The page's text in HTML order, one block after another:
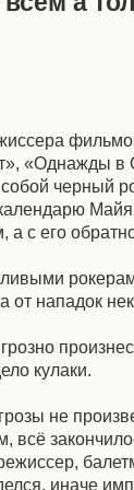
«Однажды в
черный
а с его
нападок
кулаки.
не
всё
иначе